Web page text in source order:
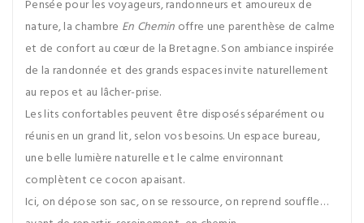
Pensée pour les voyageurs, randonneurs et amoureux de
nature, la chambre En Chemin offre une parenthèse de calme
et de confort au cœur de la Bretagne. Son ambiance inspirée
de la randonnée et des grands espaces invite naturellement
au repos et au lâcher-prise.
Les lits confortables peuvent être disposés séparément ou
réunis en un grand lit, selon vos besoins. Un espace bureau,
une belle lumière naturelle et le calme environnant
complètent ce cocon apaisant.
Ici, on dépose son sac, on se ressource, on reprend souffle…